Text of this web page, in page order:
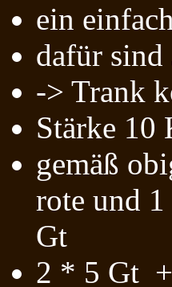
ein
dafür
-> Trank
Stärke 10
gemäß
rote und
Gt
2 * 5 Gt